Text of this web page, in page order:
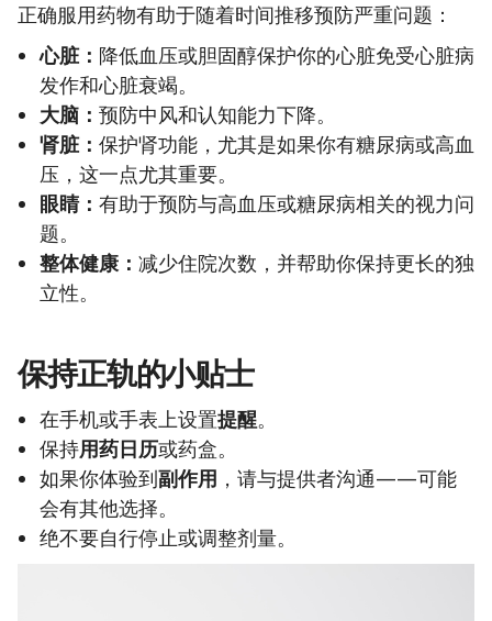
正确服用药物有助于随着时间推移预防严重问题：
心脏： 降低血压或胆固醇保护你的心脏免受心脏病
发作和心脏衰竭。
大脑： 预防中风和认知能力下降。
肾脏： 保护肾功能，尤其是如果你有糖尿病或高血
压，这一点尤其重要。
眼睛： 有助于预防与高血压或糖尿病相关的视力问
题。
整体健康： 减少住院次数，并帮助你保持更长的独
立性。
保持正轨的小贴士
在手机或手表上设置提醒。
保持用药日历或药盒。
如果你体验到副作用 ，请与提供者沟通——可能
会有其他选择。
绝不要自行停止或调整剂量。